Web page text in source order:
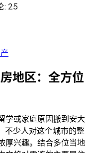
: 25
地区：全方位
学或家庭原因搬到安大
不少人对这个城市的整
厚兴趣。结合多位当地